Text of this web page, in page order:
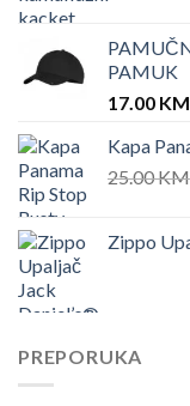
PAMUK
17.00 KM
Kapa
25.00KM
Zippo
PREPORUKA